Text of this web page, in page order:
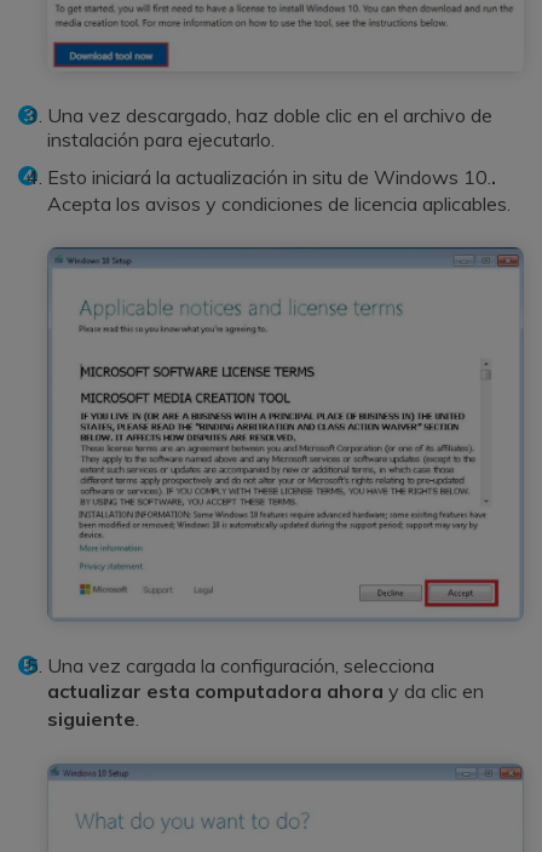
Una vez descargado, haz doble clic en el archivo de
instalación para ejecutarlo.
Esto iniciará la actualización in situ de Windows 10. .
Acepta los avisos y condiciones de licencia aplicables.
Una vez cargada la configuración, selecciona
actualizar esta computadora ahora y da clic en
siguiente